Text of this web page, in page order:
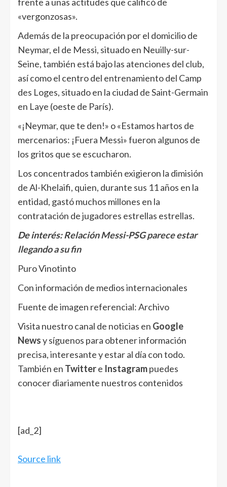
frente a unas actitudes que calificó de
«vergonzosas».
Además de la preocupación por el domicilio de
Neymar, el de Messi, situado en Neuilly-sur-
Seine, también está bajo las atenciones del club,
así como el centro del entrenamiento del Camp
des Loges, situado en la ciudad de Saint-Germain
en Laye (oeste de París).
«¡Neymar, que te den!» o «Estamos hartos de
mercenarios: ¡Fuera Messi» fueron algunos de
los gritos que se escucharon.
Los concentrados también exigieron la dimisión
de Al-Khelaifi, quien, durante sus 11 años en la
entidad, gastó muchos millones en la
contratación de jugadores estrellas estrellas.
De interés:Relación Messi-PSG parece estar
llegando a su fin
Puro Vinotinto
Con información de medios internacionales
Fuente de imagen referencial: Archivo
Visita nuestro canal de noticias en Google
Newsy síguenos para obtener información
precisa, interesante y estar al día con todo.
También en Twittere Instagrampuedes
conocer diariamente nuestros contenidos
[ad_2]
Source link